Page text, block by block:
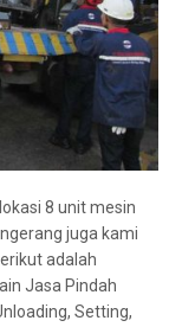
8 unit mesin
juga kami
adalah
Jasa Pindah
Setting,